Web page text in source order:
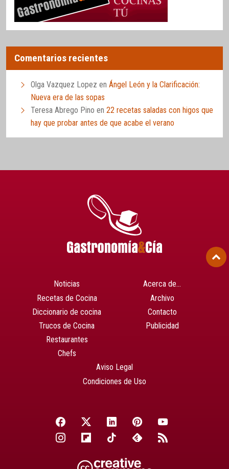
Comentarios recientes
Olga Vazquez Lopez en Ángel León y la Clarificación:
Nueva era de las sopas
Teresa Abrego Pino en 22 recetas saladas con higos que
hay que probar antes de que acabe el verano
Noticias
Recetas de Cocina
Diccionario de cocina
Trucos de Cocina
Restaurantes
Chefs
Acerca de…
Archivo
Contacto
Publicidad
Aviso Legal
Condiciones de Uso